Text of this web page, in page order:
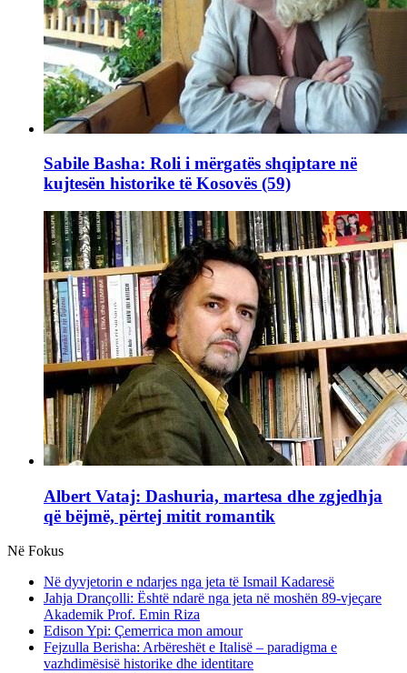
Sabile Basha: Roli i mërgatës shqiptare në
kujtesën historike të Kosovës (59)
Albert Vataj: Dashuria, martesa dhe zgjedhja
që bëjmë, përtej mitit romantik
Në Fokus
Në dyvjetorin e ndarjes nga jeta të Ismail Kadaresë
Jahja Drançolli: Është ndarë nga jeta në moshën 89-vjeçare
Akademik Prof. Emin Riza
Edison Ypi: Çemerrica mon amour
Fejzulla Berisha: Arbëreshët e Italisë – paradigma e
vazhdimësisë historike dhe identitare